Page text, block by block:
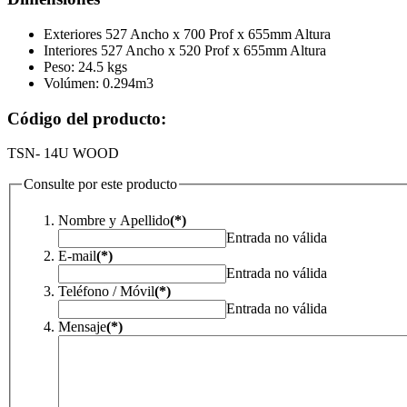
Exteriores 527 Ancho x 700 Prof x 655mm Altura
Interiores 527 Ancho x 520 Prof x 655mm Altura
Peso: 24.5 kgs
Volúmen: 0.294m3
Código del producto:
TSN- 14U WOOD
Consulte por este producto
Nombre y Apellido(*)
Entrada no válida
E-mail(*)
Entrada no válida
Teléfono / Móvil(*)
Entrada no válida
Mensaje(*)